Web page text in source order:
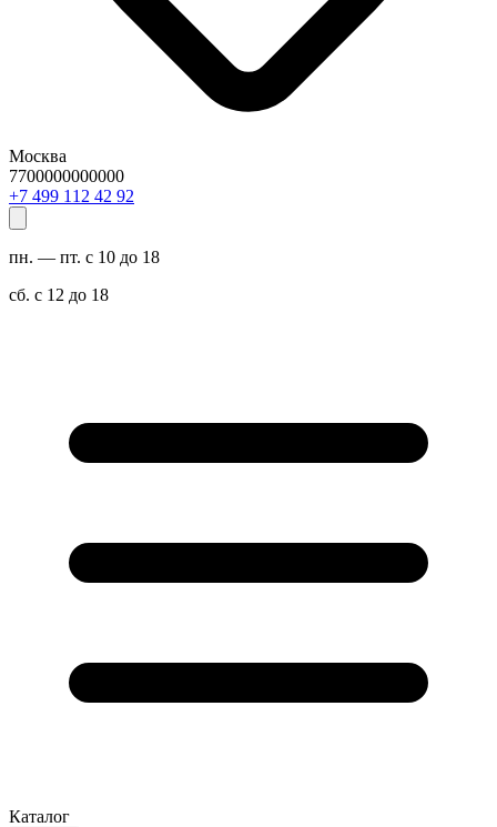
Москва
7700000000000
29 24 211 994 7+
пн. — пт. с 10 до 18
сб. с 12 до 18
Каталог